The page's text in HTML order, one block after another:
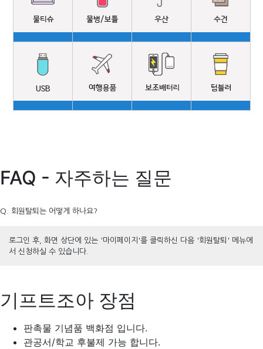
FAQ - 자주하는 질문
Q. 회원탈퇴는 어떻게 하나요?
로그인 후, 화면 상단에 있는 '마이페이지'를 클릭하신 다음 '회원탈퇴' 메뉴에
서 신청하실 수 있습니다.
기프트조아 장점
판촉물 기념품 백화점 입니다.
관공서/학교 후불제 가능 합니다.